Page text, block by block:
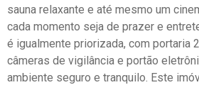
sauna relaxante e até mesmo um
cada momento seja de prazer e
é igualmente priorizada, com portaria
câmeras de vigilância e portão
ambiente seguro e tranquilo. Este